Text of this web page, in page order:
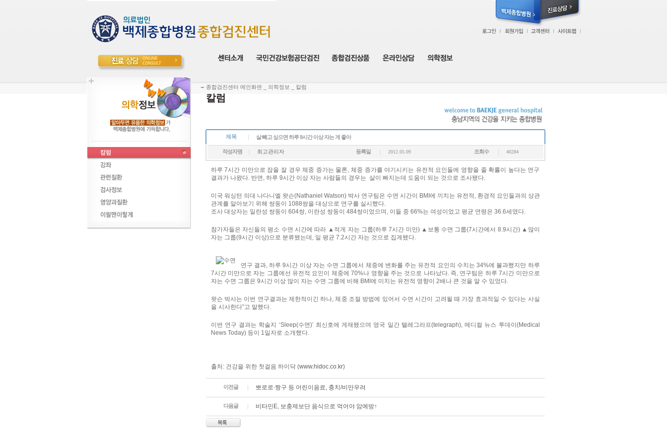
종합검진센터 메인화면 _ 의학정보 _ 칼럼
칼럼
제목 살 빼고 싶으면 하루 9시간 이상 자는 게 좋아
작성자명 최고관리자 등록일 2012.05.09 조회수 40284
하루 7시간 미만으로 잠을 잘 경우 체중 증가는 물론, 체중 증가를 야기시키는 유전적 요인들에 영향을 줄 확률이 높다는 연구
결과가 나왔다. 반면, 하루 9시간 이상 자는 사람들의 경우는 살이 빠지는데 도움이 되는 것으로 조사됐다.
미국 워싱턴 의대 나다니엘 왓슨(Nathaniel Watson) 박사 연구팀은 수면 시간이 BMI에 끼치는 유전적, 환경적 요인들과의 상관
관계를 알아보기 위해 쌍둥이 1088쌍을 대상으로 연구를 실시했다.
조사 대상자는 일란성 쌍둥이 604쌍, 이란성 쌍둥이 484쌍이었으며, 이들 중 66%는 여성이었고 평균 연령은 36.6세였다.
참가자들은 자신들의 평소 수면 시간에 따라 ▲적게 자는 그룹(하루 7시간 미만) ▲보통 수면 그룹(7시간에서 8.9시간) ▲많이
자는 그룹(9시간 이상)으로 분류됐는데, 일 평균 7.2시간 자는 것으로 집계됐다.
연구 결과, 하루 9시간 이상 자는 수면 그룹에서 체중에 변화를 주는 유전적 요인의 수치는 34%에 불과했지만 하루
7시간 미만으로 자는 그룹에선 유전적 요인이 체중에 70%나 영향을 주는 것으로 나타났다. 즉, 연구팀은 하루 7시간 미만으로
자는 수면 그룹은 9시간 이상 많이 자는 수면 그룹에 비해 BMI에 미치는 유전적 영향이 2배나 큰 것을 알 수 있었다.
왓슨 박사는 이번 연구결과는 제한적이긴 하나, 체중 조절 방법에 있어서 수면 시간이 고려될 때 가장 효과적일 수 있다는 사실
을 시사한다”고 말했다.
이번 연구 결과는 학술지 ‘Sleep(수면)’ 최신호에 게재됐으며 영국 일간 텔레그라프(telegraph), 메디컬 뉴스 투데이(Medical
News Today) 등이 1일자로 소개했다.
출처: 건강을 위한 첫걸음 하이닥 (www.hidoc.co.kr)
이전글 뽀로로∙짱구 등 어린이음료, 충치/비만우려
다음글 비타민E, 보충제보단 음식으로 먹어야 암예방↑